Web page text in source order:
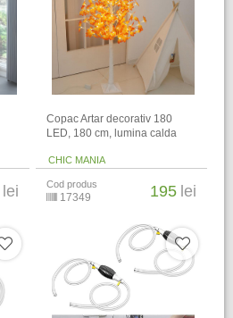
lei
Copac Artar decorativ 180
LED, 180 cm, lumina calda
CHIC MANIA
Cod produs
17349 195 lei